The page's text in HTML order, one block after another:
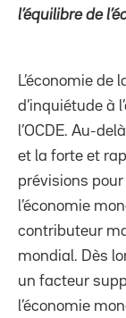
l’équilibre de
L’économie de
d’inquiétude à
l’OCDE. Au-
et la forte et
prévisions
l’économie
contributeur
mondial. Dès
un facteur
l’économie